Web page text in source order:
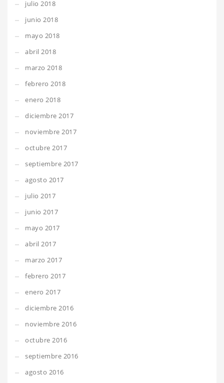
julio 2018
junio 2018
mayo 2018
abril 2018
marzo 2018
febrero 2018
enero 2018
diciembre 2017
noviembre 2017
octubre 2017
septiembre 2017
agosto 2017
julio 2017
junio 2017
mayo 2017
abril 2017
marzo 2017
febrero 2017
enero 2017
diciembre 2016
noviembre 2016
octubre 2016
septiembre 2016
agosto 2016